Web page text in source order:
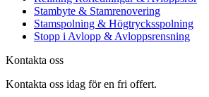
Stambyte & Stamrenovering
Stamspolning & Högtrycksspolning
Stopp i Avlopp & Avloppsrensning
Kontakta oss
Kontakta oss idag för en fri offert.